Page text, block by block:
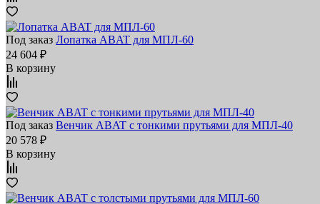
Под заказ Лопатка ABAT для МПЛ‑60
24 604 ₽
В корзину
Под заказ Венчик ABAT с тонкими прутьями для МПЛ‑40
20 578 ₽
В корзину